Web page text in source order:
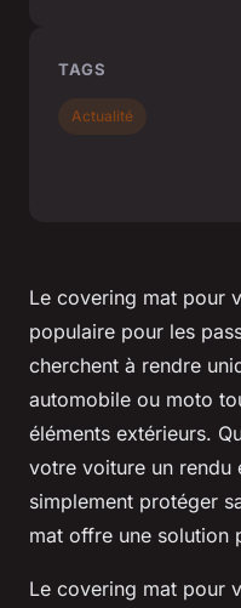
Le covering mat pour
populaire pour les
cherchent à rendre
automobile ou moto
éléments extérieurs.
votre voiture un rendu
simplement protéger
mat offre une solution
Le covering mat pour
TAGS
Actualité